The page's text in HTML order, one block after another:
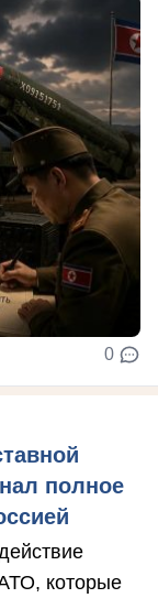
0
полное
которые